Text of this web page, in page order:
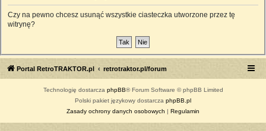
Czy na pewno chcesz usunąć wszystkie ciasteczka utworzone przez tę
witrynę?
Portal RetroTRAKTOR.pl retrotraktor.pl/forum
Technologię dostarcza phpBB® Forum Software © phpBB Limited
Polski pakiet językowy dostarcza phpBB.pl
Zasady ochrony danych osobowych | Regulamin